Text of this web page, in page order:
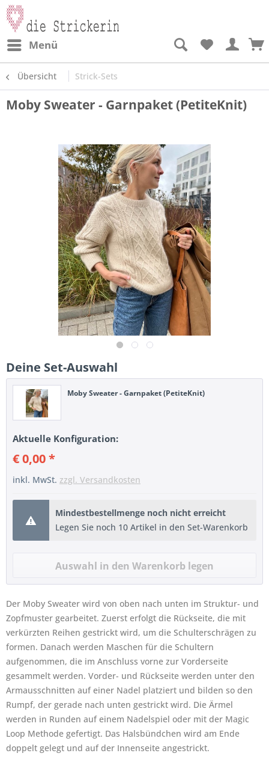
Menü
Übersicht Strick-Sets
Moby Sweater - Garnpaket (PetiteKnit)
Deine Set-Auswahl
Moby Sweater - Garnpaket (PetiteKnit)
Aktuelle Konfiguration:
€ 0,00 *
inkl. MwSt. zzgl. Versandkosten
Mindestbestellmenge noch nicht erreicht
Legen Sie noch 10 Artikel in den Set-Warenkorb
Der Moby Sweater wird von oben nach unten im Struktur- und
Zopfmuster gearbeitet. Zuerst erfolgt die Rückseite, die mit
verkürzten Reihen gestrickt wird, um die Schulterschrägen zu
formen. Danach werden Maschen für die Schultern
aufgenommen, die im Anschluss vorne zur Vorderseite
gesammelt werden. Vorder- und Rückseite werden unter den
Armausschnitten auf einer Nadel platziert und bilden so den
Rumpf, der gerade nach unten gestrickt wird. Die Ärmel
werden in Runden auf einem Nadelspiel oder mit der Magic
Loop Methode gefertigt. Das Halsbündchen wird am Ende
doppelt gelegt und auf der Innenseite angestrickt.